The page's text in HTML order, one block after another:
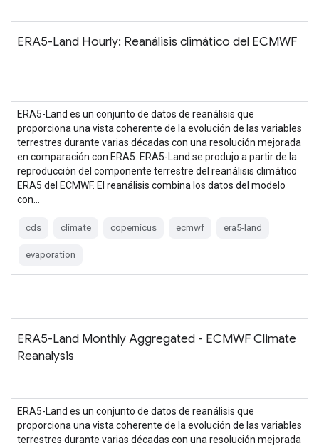
ERA5-Land Hourly: Reanálisis climático del ECMWF
ERA5-Land es un conjunto de datos de reanálisis que
proporciona una vista coherente de la evolución de las variables
terrestres durante varias décadas con una resolución mejorada
en comparación con ERA5. ERA5-Land se produjo a partir de la
reproducción del componente terrestre del reanálisis climático
ERA5 del ECMWF. El reanálisis combina los datos del modelo
con…
cds climate copernicus ecmwf era5-land
evaporation
ERA5-Land Monthly Aggregated - ECMWF Climate
Reanalysis
ERA5-Land es un conjunto de datos de reanálisis que
proporciona una vista coherente de la evolución de las variables
terrestres durante varias décadas con una resolución mejorada